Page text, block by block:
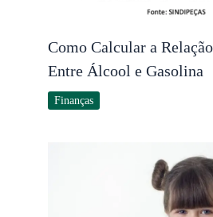
Como Calcular a
Entre Álcool e Gasolina
Finanças